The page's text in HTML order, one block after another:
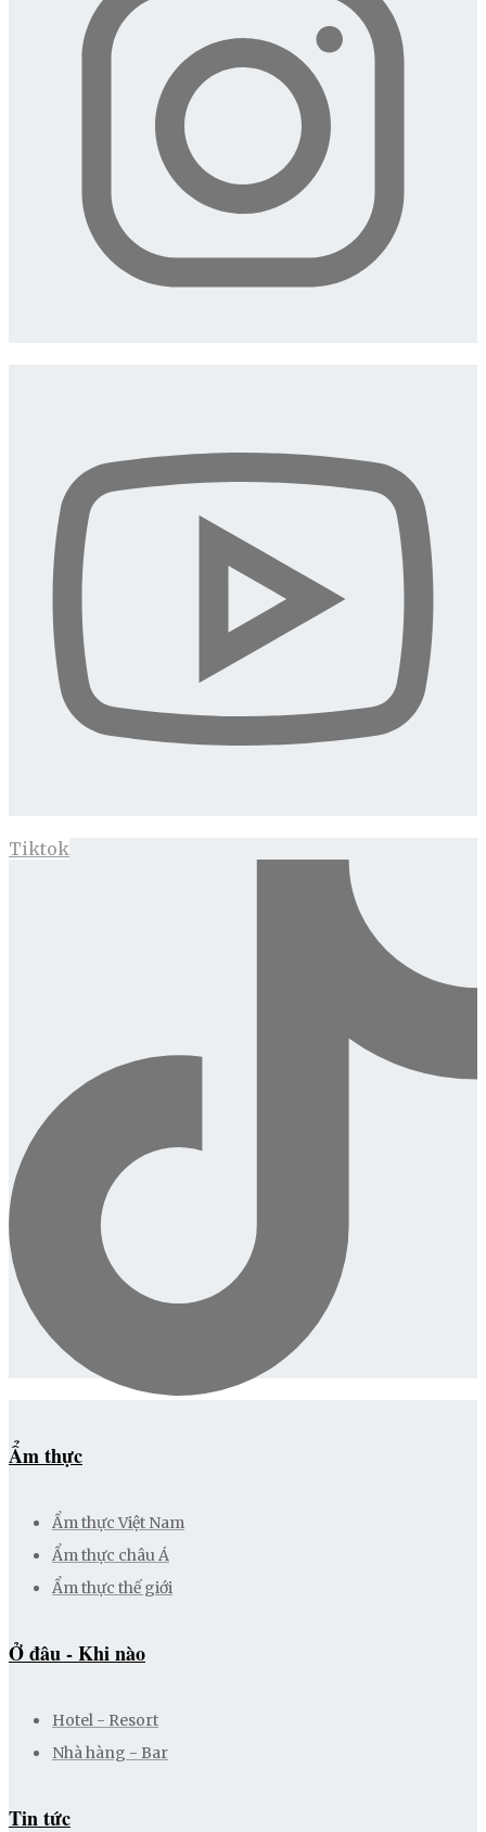
Tiktok
Ẩm thực
Ẩm thực Việt Nam
Ẩm thực châu Á
Ẩm thực thế giới
Ở đâu - Khi nào
Hotel - Resort
Nhà hàng - Bar
Tin tức